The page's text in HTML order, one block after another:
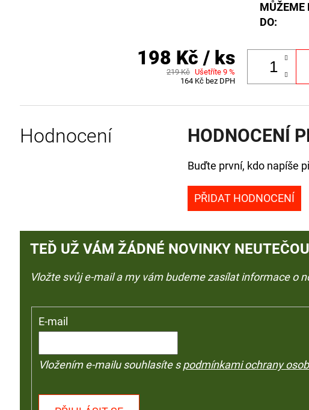
MŮŽEME
DO:
198 Kč / ks
219 Kč Ušetříte 9 %
164 Kč bez DPH
Hodnocení HODNOCENÍ
Buďte první, kdo napíše
PŘIDAT HODNOCENÍ
TEĎ UŽ VÁM ŽÁDNÉ NOVINKY
Vložte svůj e-mail a my vám budeme zasílat informace o
E-mail
Vložením e-mailu souhlasíte spodmínkami ochrany